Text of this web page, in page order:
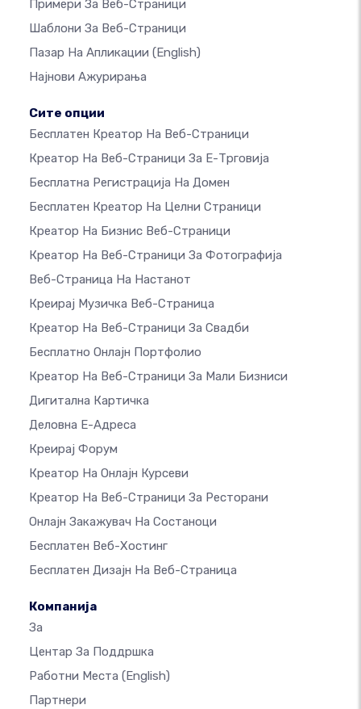
Примери За Веб-Страници
Шаблони За Веб-Страници
Пазар На Апликации (English)
Најнови Ажурирања
Сите опции
Бесплатен Креатор На Веб-Страници
Креатор На Веб-Страници За Е-Трговија
Бесплатна Регистрација На Домен
Бесплатен Креатор На Целни Страници
Креатор На Бизнис Веб-Страници
Креатор На Веб-Страници За Фотографија
Веб-Страница На Настанот
Креирај Музичка Веб-Страница
Креатор На Веб-Страници За Свадби
Бесплатно Онлајн Портфолио
Креатор На Веб-Страници За Мали Бизниси
Дигитална Картичка
Деловна Е-Адреса
Креирај Форум
Креатор На Онлајн Курсеви
Креатор На Веб-Страници За Ресторани
Онлајн Закажувач На Состаноци
Бесплатен Веб-Хостинг
Бесплатен Дизајн На Веб-Страница
Компанија
За
Центар За Поддршка
Работни Места (English)
Партнери